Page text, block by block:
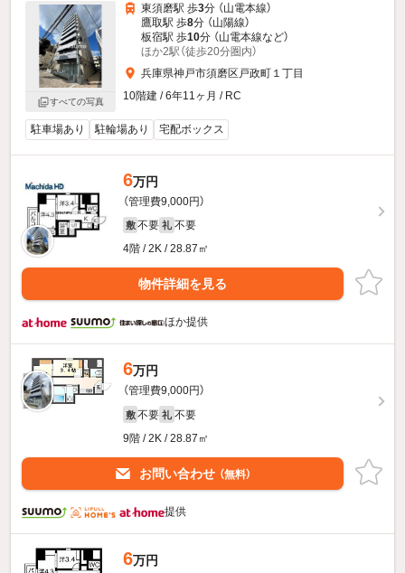
すべての写真
東須磨駅 歩3分 （山電本線）
鷹取駅 歩8分 （山陽線）
板宿駅 歩10分 （山電本線など）
ほか2駅（徒歩20分圏内）
兵庫県神戸市須磨区戸政町１丁目
10階建 / 6年11ヶ月 / RC
駐車場あり 駐輪場あり 宅配ボックス
6万円
（管理費9,000円）
敷 不要 礼 不要
4階 / 2K / 28.87㎡
物件詳細を見る
ほか提供
6万円
（管理費9,000円）
敷 不要 礼 不要
9階 / 2K / 28.87㎡
お問い合わせ （無料）
提供
6万円